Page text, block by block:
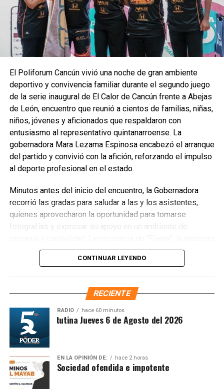
Arzate Hop destacó que el objetivo es que el deporte sea
una prioridad dentro de la vida estudiantil, por lo que se
proyectan alternativas que permitan a las y los alumnos
acceder a diversas disciplinas, así como a infraestructura
qué deportes pueden implementarse y qué recursos se
requieren para su operación.
Por su parte, Silvia Mendoza subrayó que este primer
recorrido marca el inicio de una ruta de colaboración que
permitirá enriquecer las actividades extracurriculares del
CECyTE, reiterando que el deporte es un pilar fundamental
para el desarrollo de cada estudiante.
Recibe las noticias al instante
El Poliforum Cancún vivió una noche de gran ambiente
deportivo y convivencia familiar durante el segundo juego
de la serie inaugural de El Calor de Cancún frente a Abejas
de León, encuentro que reunió a cientos de familias, niñas,
niños, jóvenes y aficionados que respaldaron con
entusiasmo al representativo quintanarroense. La
gobernadora Mara Lezama Espinosa encabezó el arranque
del partido y convivió con la afición, reforzando el impulso
al deporte profesional en el estado.
Minutos antes del inicio del encuentro, la Gobernadora
recorrió las gradas para saludar a las y los asistentes,
quienes aprovecharon la oportunidad para tomarse
fotografías y expresar su apoyo en un ambiente de
oficial de El Calor de Cancún, añadió dinamismo a la
jornada con juegos, concursos y actividades que
involucraron especialmente a las niñas y los niños,
fortaleciendo el carácter familiar del evento.
CONTINUAR LEYENDO
RECIENTE
RADIO hace 60 minutos
Síntesis Matutina Jueves 6 de Agosto del 2026
EN LA OPINIÓN DE: hace 2 horas
Sociedad ofendida e impotente